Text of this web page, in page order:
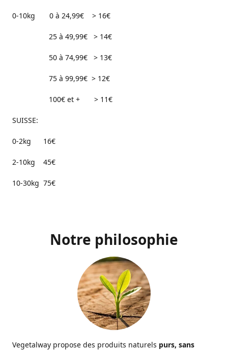
0-10kg 0 à 24,99€ > 16€
25 à 49,99€ > 14€
50 à 74,99€ > 13€
75 à 99,99€ > 12€
100€ et + > 11€
SUISSE:
0-2kg 16€
2-10kg 45€
10-30kg 75€
Notre philosophie
Vegetalway propose des produits naturels purs, sans